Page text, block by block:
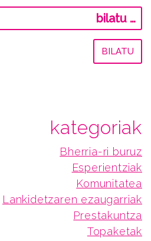
kategoriak
Bherria-ri buruz
Esperientziak
Komunitatea
Lankidetzaren ezaugarriak
Prestakuntza
Topaketak